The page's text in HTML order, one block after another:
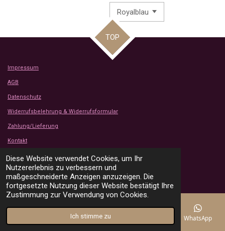
Diese Website verwendet Cookies, um Ihr
Nutzererlebnis zu verbessern und
maßgeschneiderte Anzeigen anzuzeigen. Die
fortgesetzte Nutzung dieser Website bestätigt Ihre
Zustimmung zur Verwendung von Cookies.
Ich stimme zu
TOP
Impressum
AGB
Datenschutz
Widerrufsbelehrung & Widerrufsformular
Zahlung/Lieferung
Kontakt
Kundenbewertungen
© 2024 - 2026 Tanjas Stoffe Shop
Mit Unterstützung von Webador
Telefon Karte WhatsApp